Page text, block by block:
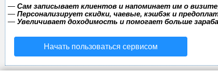
— Сам записывает клиентов и напоминает им о
— Персонализирует скидки, чаевые, кэшбэк и
— Увеличивает доходимость и помогает больше
Начать пользоваться сервисом